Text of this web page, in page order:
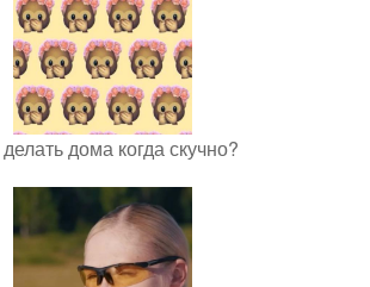
дома когда скучно?